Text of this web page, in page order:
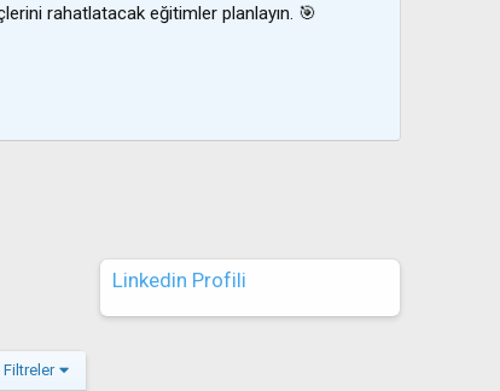
rahatlatacak eğitimler planlayın. 🎯
Filtreler
Linkedin Profili